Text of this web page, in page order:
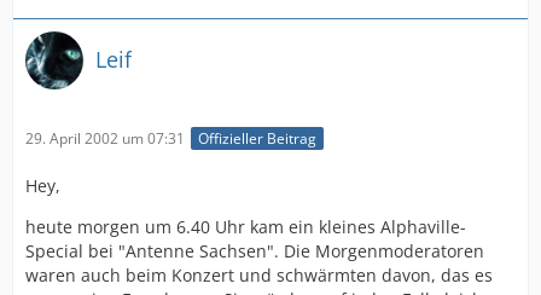
Leif
29. April 2002 um 07:31 Offizieller Beitrag
Hey,
heute morgen um 6.40 Uhr kam ein kleines Alphaville-
Special bei "Antenne Sachsen". Die Morgenmoderatoren
waren auch beim Konzert und schwärmten davon, das es